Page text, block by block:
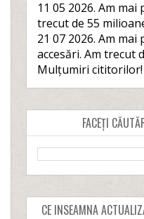
11 05 2026. Am
trecut de 55
21 07 2026. Am
accesări. Am trecut
Mulțumiri cititorilor!
FACEȚI
CE INSEAMNA